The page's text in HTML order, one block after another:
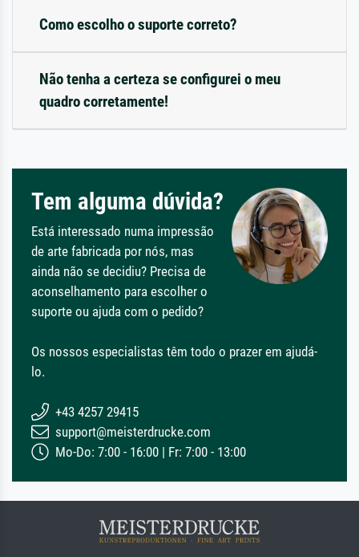
Como escolho o suporte correto?
Não tenha a certeza se configurei o meu
quadro corretamente!
Tem alguma dúvida?
Está interessado numa impressão
de arte fabricada por nós, mas
ainda não se decidiu? Precisa de
aconselhamento para escolher o
suporte ou ajuda com o pedido?
Os nossos especialistas têm todo o prazer em ajudá-
lo.
+43 4257 29415
support@meisterdrucke.com
Mo-Do: 7:00 - 16:00 | Fr: 7:00 - 13:00